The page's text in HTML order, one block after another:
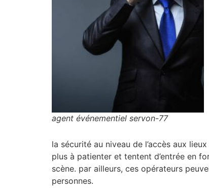
agent événementiel servon-77
la sécurité au niveau de l’accès aux
plus à patienter et tentent d’entrée en
scène. par ailleurs, ces opérateurs
personnes.